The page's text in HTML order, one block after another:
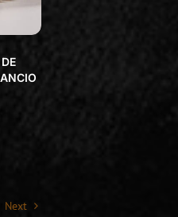
Next